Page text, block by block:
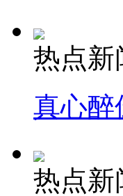
热点新
真心醉
热点新